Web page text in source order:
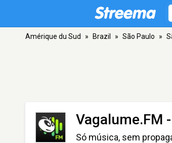
Amérique du Sud » Brazil » São Paulo »
Vagalume.FM
Só música, sem